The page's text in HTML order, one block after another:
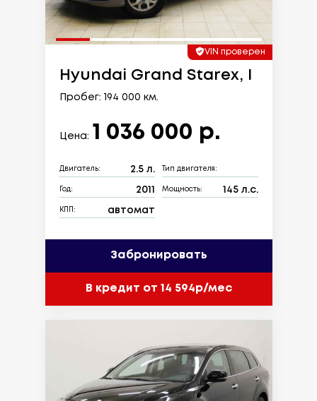
VIN проверен
Hyundai Grand Starex, I
Пробег: 194 000 км.
Цена: 1 036 000 р.
Двигатель: 2.5 л. Тип двигателя:
Год: 2011 Мощность: 145 л.с.
КПП: автомат
Забронировать
В кредит от 14 594р/мес